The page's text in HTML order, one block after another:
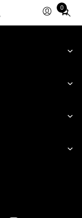
0
Total
items
cart: